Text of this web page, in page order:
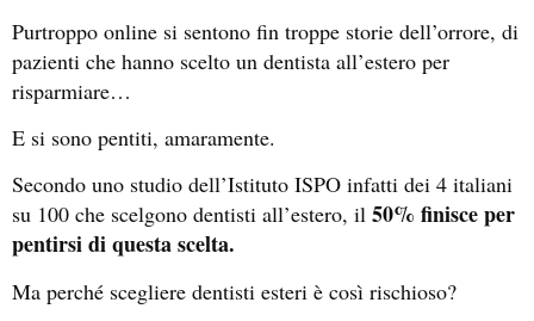
Purtroppo online si sentono fin troppe storie dell’orrore, di
pazienti che hanno scelto un dentista all’estero per
risparmiare…
E si sono pentiti, amaramente.
Secondo uno studio dell’Istituto ISPO infatti dei 4 italiani
su 100 che scelgono dentisti all’estero, il 50% finisce per
pentirsi di questa scelta.
Ma perché scegliere dentisti esteri è così rischioso?